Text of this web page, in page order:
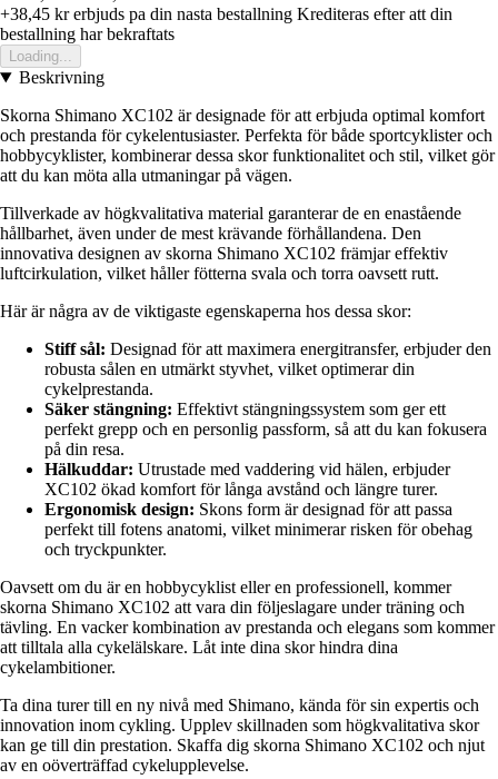
+38,45 krerbjuds pa din nasta bestallning Krediteras efter att din
bestallning har bekraftats
Loading...
Beskrivning
Skorna Shimano XC102 är designade för att erbjuda optimal komfort
och prestanda för cykelentusiaster. Perfekta för både sportcyklister och
hobbycyklister, kombinerar dessa skor funktionalitet och stil, vilket gör
att du kan möta alla utmaningar på vägen.
Tillverkade av högkvalitativa material garanterar de en enastående
hållbarhet, även under de mest krävande förhållandena. Den
innovativa designen av skorna Shimano XC102 främjar effektiv
luftcirkulation, vilket håller fötterna svala och torra oavsett rutt.
Här är några av de viktigaste egenskaperna hos dessa skor:
Stiff sål: Designad för att maximera energitransfer, erbjuder den
robusta sålen en utmärkt styvhet, vilket optimerar din
cykelprestanda.
Säker stängning: Effektivt stängningssystem som ger ett
perfekt grepp och en personlig passform, så att du kan fokusera
på din resa.
Hälkuddar: Utrustade med vaddering vid hälen, erbjuder
XC102 ökad komfort för långa avstånd och längre turer.
Ergonomisk design: Skons form är designad för att passa
perfekt till fotens anatomi, vilket minimerar risken för obehag
och tryckpunkter.
Oavsett om du är en hobbycyklist eller en professionell, kommer
skorna Shimano XC102 att vara din följeslagare under träning och
tävling. En vacker kombination av prestanda och elegans som kommer
att tilltala alla cykelälskare. Låt inte dina skor hindra dina
cykelambitioner.
Ta dina turer till en ny nivå med Shimano, kända för sin expertis och
innovation inom cykling. Upplev skillnaden som högkvalitativa skor
kan ge till din prestation. Skaffa dig skorna Shimano XC102 och njut
av en oöverträffad cykelupplevelse.